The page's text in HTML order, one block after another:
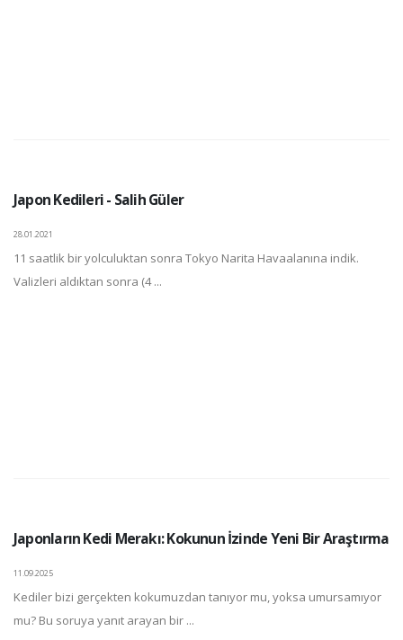
Japon Kedileri - Salih Güler
28.01.2021
11 saatlik bir yolculuktan sonra Tokyo Narita Havaalanına indik.
Valizleri aldıktan sonra (4 ...
Japonların Kedi Merakı: Kokunun İzinde Yeni Bir Araştırma
11.09.2025
Kediler bizi gerçekten kokumuzdan tanıyor mu, yoksa umursamıyor
mu? Bu soruya yanıt arayan bir ...